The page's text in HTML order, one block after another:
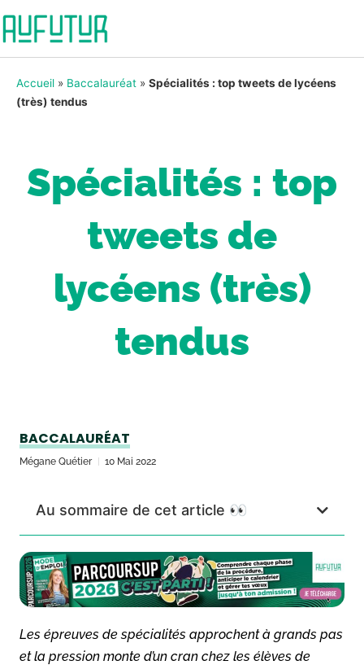
Accueil » Baccalauréat » Spécialités : top tweets de lycéens
(très) tendus
Spécialités : top
tweets de
lycéens (très)
tendus
BACCALAURÉAT
Mégane Quétier 10 Mai 2022
Au sommaire de cet article 👀
Les épreuves de spécialités approchent à grands pas
et la pression monte d’un cran chez les élèves de